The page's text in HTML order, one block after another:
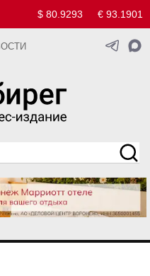
$ 80.9293 € 93.1901